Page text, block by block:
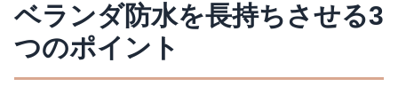
ベランダ防水を長持ちさせる3
つのポイント